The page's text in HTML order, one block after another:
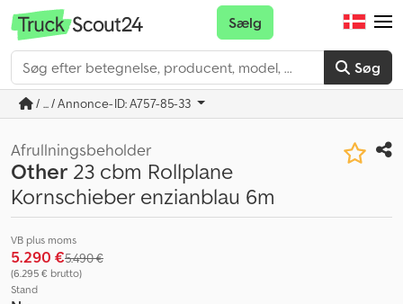
Søg
Sælg
/ ... / Annonce-ID: A757-85-33
Afrullningsbeholder
Other 23 cbm Rollplane
Kornschieber enzianblau 6m
VB plus moms
5.290 €5.490 €
(6.295 € brutto)
Stand